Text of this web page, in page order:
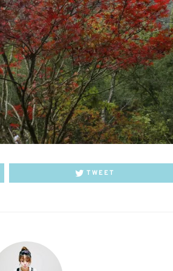
TWEET